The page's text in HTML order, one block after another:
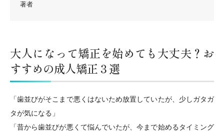
著者
大人になって矯正を始めても大丈夫？お
すすめの成人矯正３選
「歯並びがそこまで悪くはないため放置していたが、少しガタガ
タが気になる」
「昔から歯並びが悪くて悩んでいたが、今まで始めるタイミング